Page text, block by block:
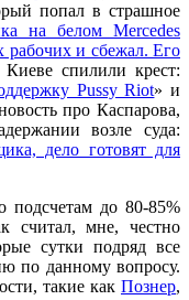
попал в страшное
на белом Mercedes
и сбежал. Его
спилили крест:
Pussy Riot» и
про Каспарова,
возле суда:
дело готовят для
подсчетам до 80-85%
мне, честно
сутки подряд все
по данному вопросу.
такие как Познер,